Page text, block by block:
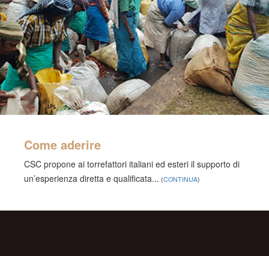
Come aderire
CSC propone ai torrefattori italiani ed esteri il supporto di
un’esperienza diretta e qualificata... (CONTINUA)